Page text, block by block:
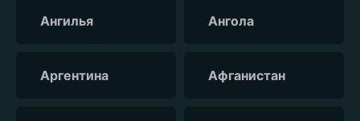
Ангилья Ангола
Аргентина Афганистан